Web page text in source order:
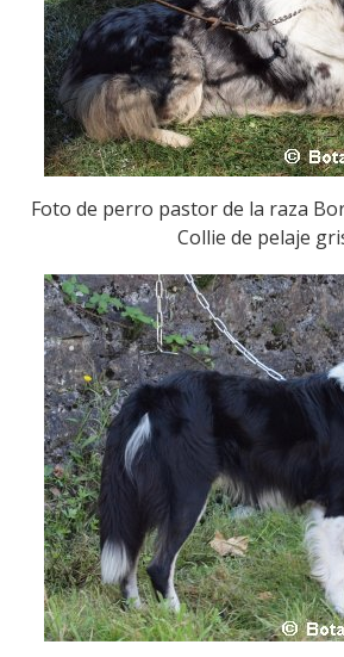
Foto de perro pastor de la raza
Collie de pelaje